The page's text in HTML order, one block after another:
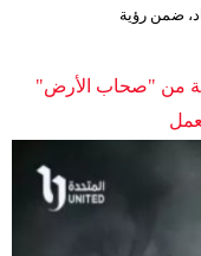
ضمن رؤية
من "صحاب الأرض"